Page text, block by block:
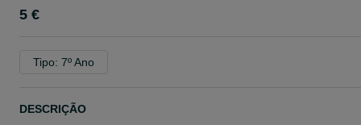
5 €
Tipo: 7º Ano
DESCRIÇÃO